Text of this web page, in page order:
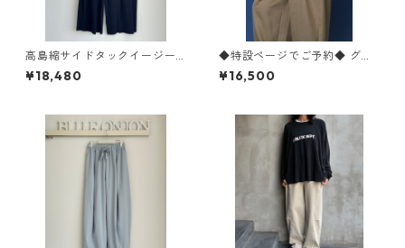
高島縮サイドタックイージーp
¥18,480
◆特設ページでご予約◆ グロ
ッシーコクーンワイド （ setu
p 対応） 601468 cyantokyo
¥16,500